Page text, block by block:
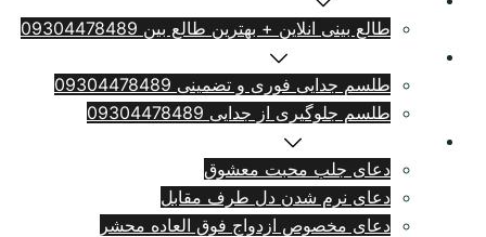
طالع بینی انلاین + بهترین طالع بین 09304478489
طلسم جدایی فوری و تضمینی 09304478489
طلسم جلوگیری از جدایی 09304478489
دعای جلب محبت معشوق
دعای نرم شدن دل طرف مقابل
دعای مخصوص ازدواج فوق العاده محشر